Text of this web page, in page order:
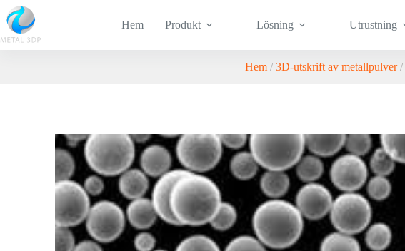
Hem Produkt Lösning Utrustning
Hem / 3D-utskrift av metallpulver/